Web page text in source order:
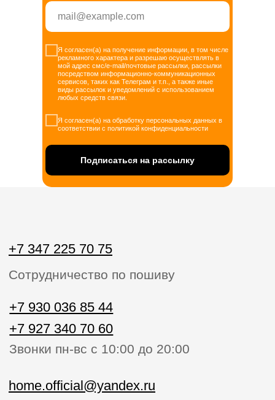
Я согласен(а) на получение информации, в том числе
рекламного характера и разрешаю осуществлять в
мой адрес смс/e-mail/почтовые рассылки, рассылки
посредством информационно-коммуникационных
сервисов, таких как Телеграм и т.п., а также иные
виды рассылок и уведомлений с использованием
любых средств связи.
Я согласен(а) на обработку персональных данных в
соответствии с политикой конфиденциальности
Подписаться на рассылку